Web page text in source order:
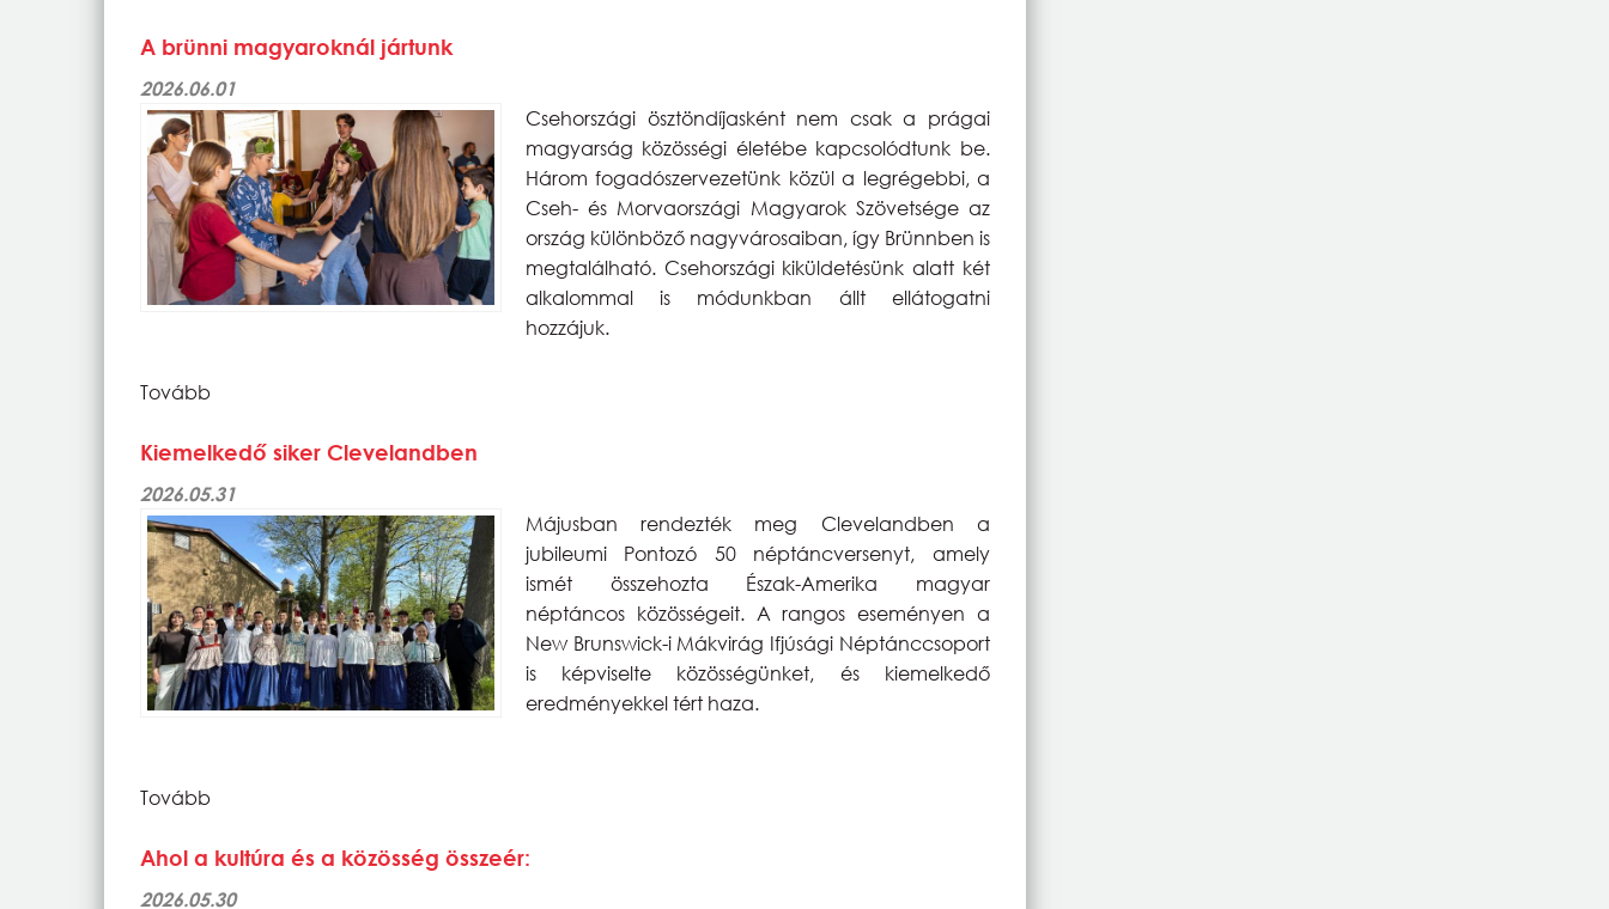
A brünni magyaroknál jártunk
2026.06.01
Csehországi ösztöndíjasként nem csak a prágai
magyarság közösségi életébe kapcsolódtunk be.
Három fogadószervezetünk közül a legrégebbi, a
Cseh- és Morvaországi Magyarok Szövetsége az
ország különböző nagyvárosaiban, így Brünnben is
megtalálható. Csehországi kiküldetésünk alatt két
alkalommal is módunkban állt ellátogatni
hozzájuk.
Tovább
Kiemelkedő siker Clevelandben
2026.05.31
Májusban rendezték meg Clevelandben a
jubileumi Pontozó 50 néptáncversenyt, amely
ismét összehozta Észak-Amerika magyar
néptáncos közösségeit. A rangos eseményen a
New Brunswick-i Mákvirág Ifjúsági Néptánccsoport
is képviselte közösségünket, és kiemelkedő
eredményekkel tért haza.
Tovább
Ahol a kultúra és a közösség összeér:
2026.05.30